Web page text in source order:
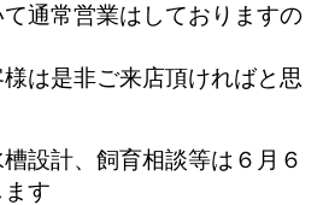
通常営業はしておりますの
は是非ご来店頂ければと思
設計、飼育相談等は６月６
す